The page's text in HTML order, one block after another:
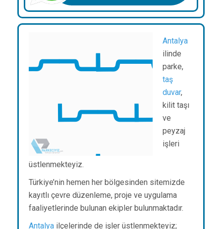
Antalya
ilinde
parke,
taş
duvar,
kilit taşı
ve
peyzaj
işleri
üstlenmekteyiz.
Türkiye’nin hemen her bölgesinden sitemizde
kayıtlı çevre düzenleme, proje ve uygulama
faaliyetlerinde bulunan ekipler bulunmaktadır.
Antalya ilçelerinde de işler üstlenmekteyiz;